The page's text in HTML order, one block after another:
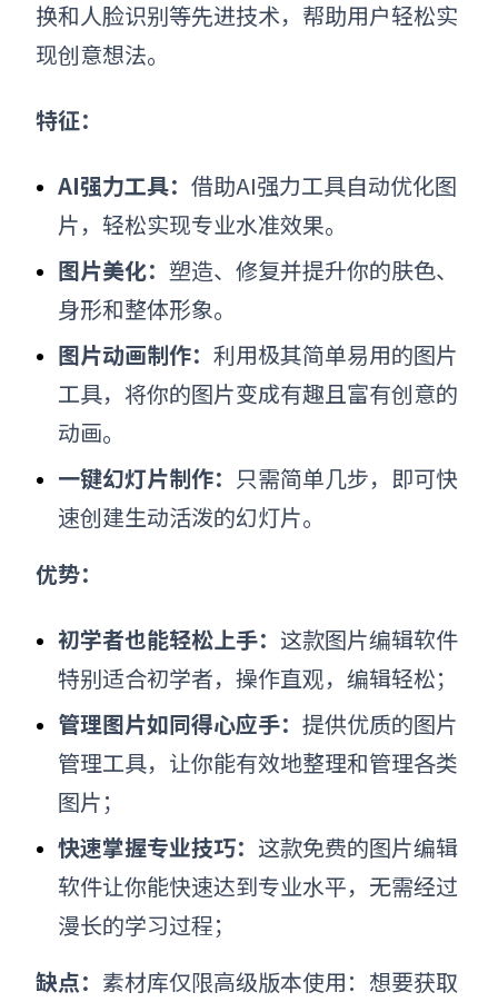
换和人脸识别等先进技术，帮助用户轻松实
现创意想法。
特征：
AI强力工具： 借助AI强力工具自动优化图
片，轻松实现专业水准效果。
图片美化： 塑造、修复并提升你的肤色、
身形和整体形象。
图片动画制作： 利用极其简单易用的图片
工具，将你的图片变成有趣且富有创意的
动画。
一键幻灯片制作： 只需简单几步，即可快
速创建生动活泼的幻灯片。
优势：
初学者也能轻松上手： 这款图片编辑软件
特别适合初学者，操作直观，编辑轻松；
管理图片如同得心应手： 提供优质的图片
管理工具，让你能有效地整理和管理各类
图片；
快速掌握专业技巧： 这款免费的图片编辑
软件让你能快速达到专业水平，无需经过
漫长的学习过程；
缺点： 素材库仅限高级版本使用：想要获取